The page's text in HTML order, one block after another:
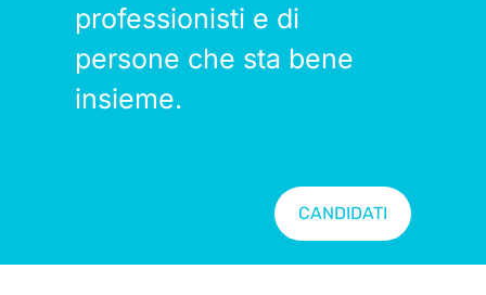
professionisti e di
persone che sta bene
insieme.
CANDIDATI